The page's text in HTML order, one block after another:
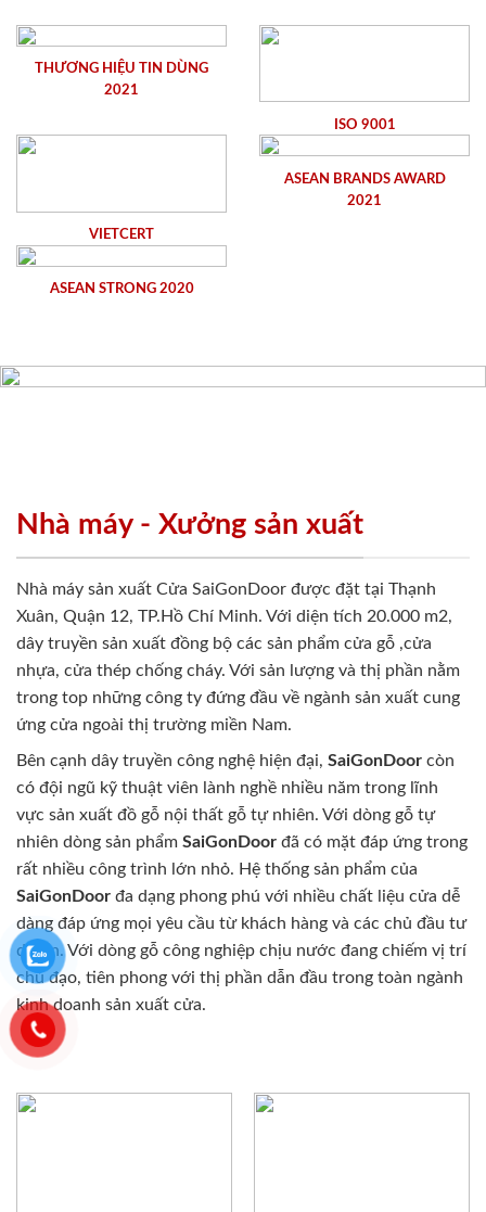
THƯƠNG HIỆU TIN DÙNG
2021
ISO 9001
VIETCERT
ASEAN BRANDS AWARD
2021
ASEAN STRONG 2020
Nhà máy - Xưởng sản xuất
Nhà máy sản xuất Cửa SaiGonDoor được đặt tại Thạnh
Xuân, Quận 12, TP.Hồ Chí Minh. Với diện tích 20.000 m2,
dây truyền sản xuất đồng bộ các sản phẩm cửa gỗ ,cửa
nhựa, cửa thép chống cháy. Với sản lượng và thị phần nằm
trong top những công ty đứng đầu về ngành sản xuất cung
ứng cửa ngoài thị trường miền Nam.
Bên cạnh dây truyền công nghệ hiện đại, SaiGonDoor còn
có đội ngũ kỹ thuật viên lành nghề nhiều năm trong lĩnh
vực sản xuất đồ gỗ nội thất gỗ tự nhiên. Với dòng gỗ tự
nhiên dòng sản phẩm SaiGonDoor đã có mặt đáp ứng trong
rất nhiều công trình lớn nhỏ. Hệ thống sản phẩm của
SaiGonDoor đa dạng phong phú với nhiều chất liệu cửa dễ
dàng đáp ứng mọi yêu cầu từ khách hàng và các chủ đầu tư
dự án. Với dòng gỗ công nghiệp chịu nước đang chiếm vị trí
chủ đạo, tiên phong với thị phần dẫn đầu trong toàn ngành
kinh doanh sản xuất cửa.